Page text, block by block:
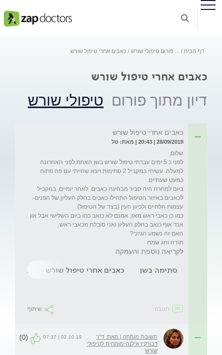
דף הבית פורום טיפולי שורש כאבים אחרי טיפול שורש
כאבים אחרי טיפול שורש
דיון מתוך פורום טיפולי שורש
כאבים אחרי טיפול שורש
28/09/2019 | 20:43 | מאת: טל
לפני כ 5 ימים עברתי טיפול שורש בשן האחת לפני האחרונה
למעלה. עשיתי במקביל 2 סתימות ויצא שהייתי עם פה פתוח
ביום למחרת היה סביר מבחינת כאבים. לאחר יומיים, במקביל
לכאבים באיזור הטיפול התחילו כאבים בחלק העליון של הפנים-
כמו כן כאבי ראש.מאז, אמנם לא כואב כמו ביום השלישי אבל און
תודה וחג שמח
לקריאה נוספת והעמקה
סתימה בשן כאבים אחרי טיפול שורש טיפול
תגובה שיתוף
תשובת מומחה | מאת: ד"ר
דבורקין אילנה-מומחית לטיפולי
שורש
02.10.19 | 07:37
(0)